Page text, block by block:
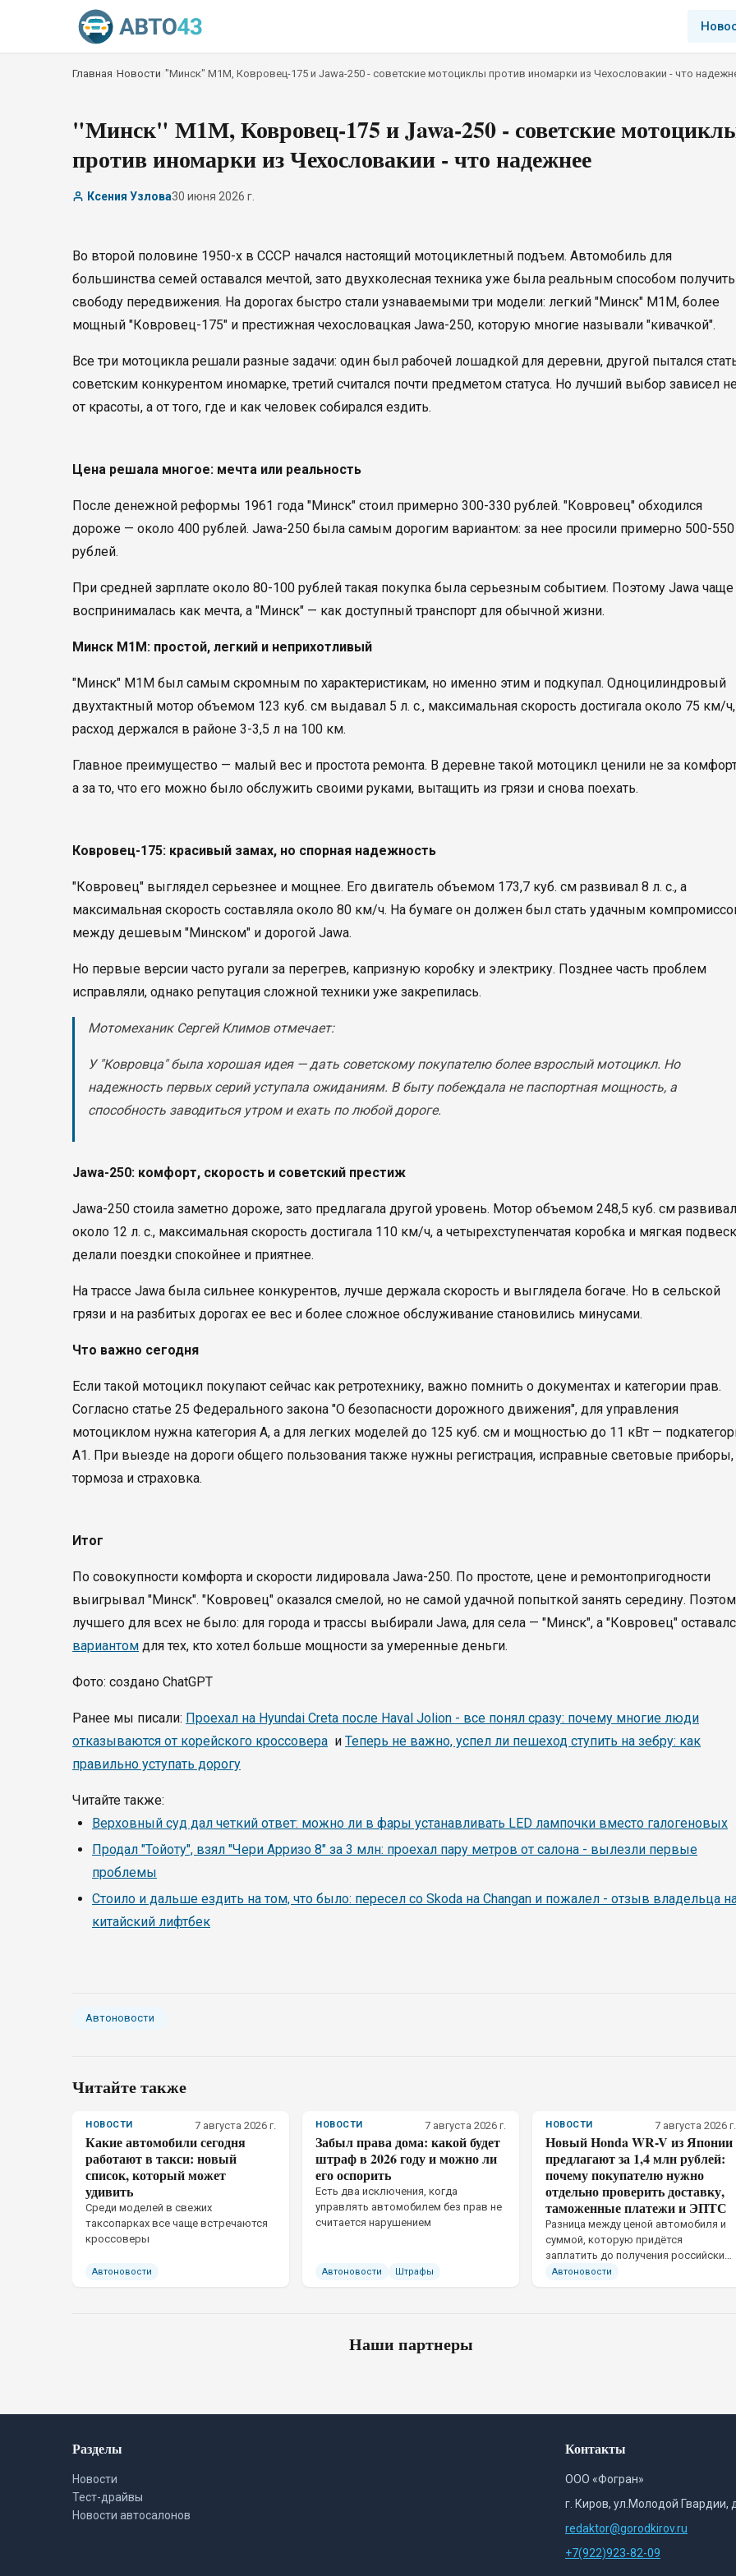
Главная Новости "Минск" М1М, Ковровец-175 и Jawa-250 - советские мотоциклы против иномарки из Чехословакии - что
"Минск" М1М, Ковровец-175 и Jawa-250 - советские
против иномарки из Чехословакии - что надежнее
Ксения Узлова30 июня 2026 г.
Во второй половине 1950-х в СССР начался настоящий мотоциклетный подъем. Автомобиль для
большинства семей оставался мечтой, зато двухколесная техника уже была реальным способом получить
свободу передвижения. На дорогах быстро стали узнаваемыми три модели: легкий "Минск" М1М, более
мощный "Ковровец-175" и престижная чехословацкая Jawa-250, которую многие называли "кивачкой".
Все три мотоцикла решали разные задачи: один был рабочей лошадкой для деревни, другой пытался
советским конкурентом иномарке, третий считался почти предметом статуса. Но лучший выбор зависел
от красоты, а от того, где и как человек собирался ездить.
Цена решала многое: мечта или реальность
После денежной реформы 1961 года "Минск" стоил примерно 300-330 рублей. "Ковровец" обходился
дороже — около 400 рублей. Jawa-250 была самым дорогим вариантом: за нее просили примерно 500-550
рублей.
При средней зарплате около 80-100 рублей такая покупка была серьезным событием. Поэтому Jawa чаще
воспринималась как мечта, а "Минск" — как доступный транспорт для обычной жизни.
Минск М1М: простой, легкий и неприхотливый
"Минск" М1М был самым скромным по характеристикам, но именно этим и подкупал. Одноцилиндровый
двухтактный мотор объемом 123 куб. см выдавал 5 л. с., максимальная скорость достигала около 75 км/
расход держался в районе 3-3,5 л на 100 км.
Главное преимущество — малый вес и простота ремонта. В деревне такой мотоцикл ценили не за
а за то, что его можно было обслужить своими руками, вытащить из грязи и снова поехать.
Ковровец-175: красивый замах, но спорная надежность
"Ковровец" выглядел серьезнее и мощнее. Его двигатель объемом 173,7 куб. см развивал 8 л. с., а
максимальная скорость составляла около 80 км/ч. На бумаге он должен был стать удачным
между дешевым "Минском" и дорогой Jawa.
Но первые версии часто ругали за перегрев, капризную коробку и электрику. Позднее часть проблем
исправляли, однако репутация сложной техники уже закрепилась.
Мотомеханик Сергей Климов отмечает:
У "Ковровца" была хорошая идея — дать советскому покупателю более взрослый мотоцикл. Но
надежность первых серий уступала ожиданиям. В быту побеждала не паспортная мощность, а
способность заводиться утром и ехать по любой дороге.
Jawa-250: комфорт, скорость и советский престиж
Jawa-250 стоила заметно дороже, зато предлагала другой уровень. Мотор объемом 248,5 куб. см развивал
около 12 л. с., максимальная скорость достигала 110 км/ч, а четырехступенчатая коробка и мягкая
делали поездки спокойнее и приятнее.
На трассе Jawa была сильнее конкурентов, лучше держала скорость и выглядела богаче. Но в сельской
грязи и на разбитых дорогах ее вес и более сложное обслуживание становились минусами.
Что важно сегодня
Если такой мотоцикл покупают сейчас как ретротехнику, важно помнить о документах и категории прав.
Согласно статье 25 Федерального закона "О безопасности дорожного движения", для управления
мотоциклом нужна категория А, а для легких моделей до 125 куб. см и мощностью до 11 кВт —
А1. При выезде на дороги общего пользования также нужны регистрация, исправные световые приборы,
тормоза и страховка.
Итог
По совокупности комфорта и скорости лидировала Jawa-250. По простоте, цене и ремонтопригодности
выигрывал "Минск". "Ковровец" оказался смелой, но не самой удачной попыткой занять середину.
лучшего для всех не было: для города и трассы выбирали Jawa, для села — "Минск", а "Ковровец"
вариантом для тех, кто хотел больше мощности за умеренные деньги.
Фото: создано ChatGPT
Ранее мы писали: Проехал на Hyundai Creta после Haval Jolion - все понял сразу: почему многие люди
отказываются от корейского кроссовера и Теперь не важно, успел ли пешеход ступить на зебру: как
правильно уступать дорогу
Читайте также:
Верховный суд дал четкий ответ: можно ли в фары устанавливать LED лампочки вместо галогеновых
Продал "Тойоту", взял "Чери Арризо 8" за 3 млн: проехал пару метров от салона - вылезли первые
проблемы
Стоило и дальше ездить на том, что было: пересел со Skoda на Changan и пожалел - отзыв владельца
китайский лифтбек
Автоновости
Читайте также
НОВОСТИ 7 августа 2026 г.
Какие автомобили сегодня
работают в такси: новый
список, который может
удивить
Среди моделей в свежих
таксопарках все чаще встречаются
кроссоверы
Автоновости
НОВОСТИ 7 августа 2026 г.
Забыл права дома: какой будет
штраф в 2026 году и можно ли
его оспорить
Есть два исключения, когда
управлять автомобилем без прав не
считается нарушением
Автоновости Штрафы
НОВОСТИ 7 августа 2026 г.
Новый Honda WR-V из Японии
предлагают за 1,4 млн рублей:
почему покупателю нужно
отдельно проверить доставку,
таможенные платежи и ЭПТС
Разница между ценой автомобиля и
суммой, которую придётся
заплатить до получения российских
номеров, иногда достигает
Автоновости
Наши партнеры
Разделы
Новости
Тест-драйвы
Новости автосалонов
Контакты
ООО «Фогран»
г. Киров, ул.Молодой Гвардии,
redaktor@gorodkirov.ru
+7(922)923-82-09